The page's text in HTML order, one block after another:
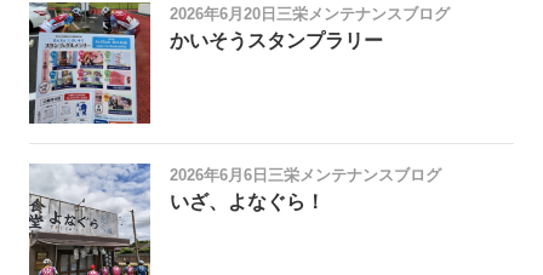
2026年6月20日 三栄メンテナンスブログ
かいそうスタンプラリー
2026年6月6日 三栄メンテナンスブログ
いざ、よなぐら！